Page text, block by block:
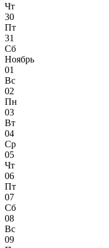
Чт
30
Пт
31
Сб
Ноябрь
01
Вс
02
Пн
03
Вт
04
Ср
05
Чт
06
Пт
07
Сб
08
Вс
09